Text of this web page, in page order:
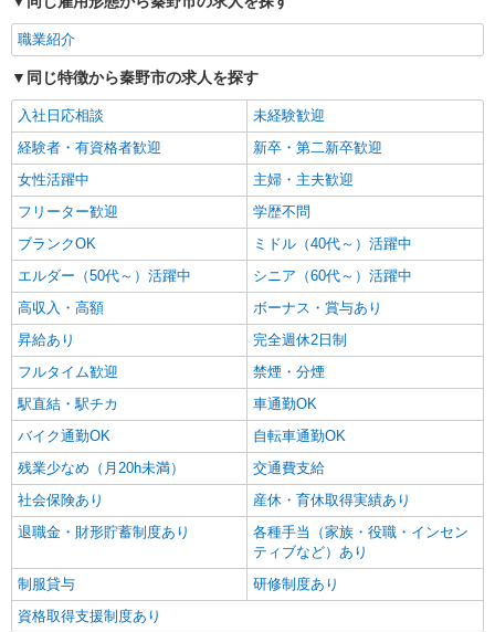
方を★看護助手♪
時給1600円〜2250円 ＜日払い有/週払い有/交
通費全支給(ガソリン代含む)＞
秦野市 【最寄駅：秦野】
キープ 詳細を見る
職業紹介
株式会社kotrio /●YK-S-2156528
NEW
渋沢駅＊資格取得支援あり！病院の看護助手
◆未経験歓迎
【正社員】月給240,000〜400,000円 ・基本
給：200,000円〜220,000円 ・資格手当：10,000〜
30,000円 ・役職手当：10,000〜70,000円 ・処遇改
善手当：20,000〜60,000円（勤続年数、保有資格
により変動） ・固定残業手当：20,000円（10時
間） ※固定残業時間を超過する場合には超過勤務
手当として別途支給 ・夜勤手当：10,000円/1回
（上記給与とは別に支給） 下記資格をお持ちの方
歓迎 ・認知症介護基礎研修 ・初任者研修 ・実務
者研修 ・介護福祉士 など
秦野市戸川近く
キープ 詳細を見る
職業紹介
同じ特徴から秦野市の求人を探す
入社日応相談
未経験歓迎
経験者・有資格者歓迎
新卒・第二新卒歓迎
女性活躍中
主婦・主夫歓迎
フリーター歓迎
学歴不問
ブランクOK
ミドル（40代～）活躍中
エルダー（50代～）活躍中
シニア（60代～）活躍中
高収入・高額
ボーナス・賞与あり
昇給あり
完全週休2日制
フルタイム歓迎
禁煙・分煙
駅直結・駅チカ
車通勤OK
バイク通勤OK
自転車通勤OK
残業少なめ（月20h未満）
交通費支給
社会保険あり
産休・育休取得実績あり
退職金・財形貯蓄制度あり
各種手当（家族・役職・インセン
ティブなど）あり
制服貸与
研修制度あり
資格取得支援制度あり